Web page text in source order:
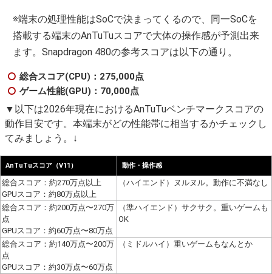
※端末の処理性能はSoCで決まってくるので、同一SoCを
搭載する端末のAnTuTuスコアで大体の操作感が予測出来
ます。Snapdragon 480の参考スコアは以下の通り。
総合スコア(CPU)：275,000点
ゲーム性能(GPU)：70,000点
▼以下は2026年現在におけるAnTuTuベンチマークスコアの
動作目安です。本端末がどの性能帯に相当するかチェックし
てみましょう。↓
AnTuTuスコア（V11） 動作・操作感
総合スコア：約270万点以上
GPUスコア：約80万点以上
（ハイエンド）ヌルヌル。動作に不満なし
総合スコア：約200万点〜270万
点
GPUスコア：約60万点〜80万点
（準ハイエンド）サクサク。重いゲームも
OK
総合スコア：約140万点〜200万
点
GPUスコア：約30万点〜60万点
（ミドルハイ）重いゲームもなんとか